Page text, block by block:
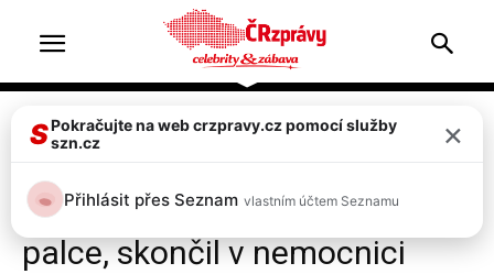
Celebrity
Syn Veroniky Žilkové Vincent
Navrátil: Usekl si sekerou kus
palce, skončil v nemocnici
SPokračujte na web crzpravy.cz pomocí služby
szn.cz
×
Přihlásit přes Seznam vlastním účtem Seznamu